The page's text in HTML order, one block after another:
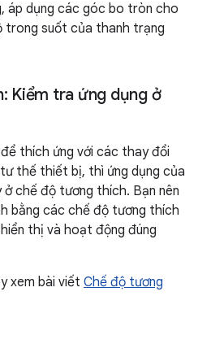
áp dụng các góc bo tròn cho
trong suốt của thanh trạng
Kiểm tra ứng dụng ở
thích ứng với các thay đổi
thế thiết bị, thì ứng dụng của
chế độ tương thích. Bạn nên
bằng các chế độ tương thích
thị và hoạt động đúng
xem bài viết Chế độ tương